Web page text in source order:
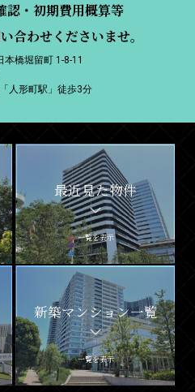
認・初期費用概算等
合わせくださいませ。
橋堀留町 1-8-11
人形町駅」徒歩3分
最近見た物件
一覧を表示
新築マンション一覧
一覧を表示